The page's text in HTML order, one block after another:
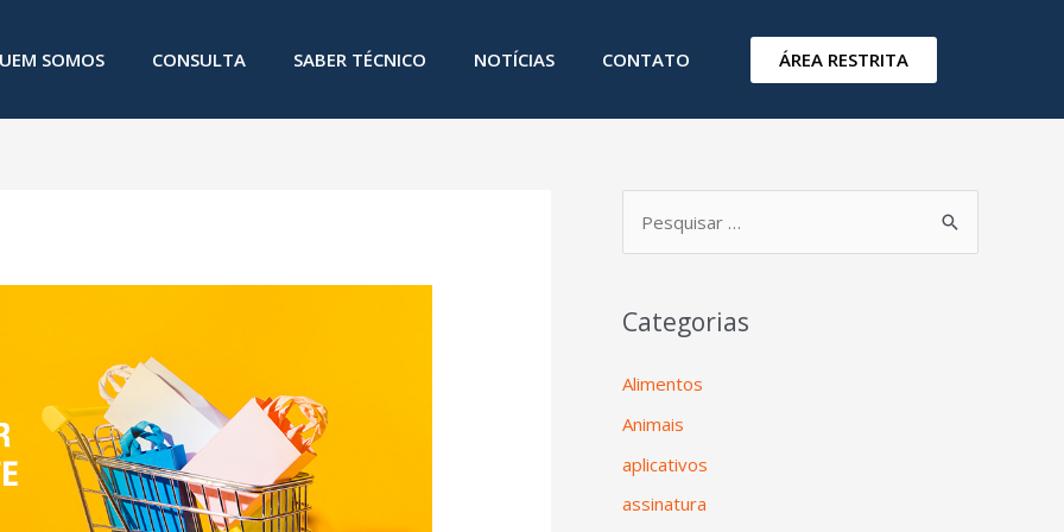
SOMOS CONSULTA SABER TÉCNICO NOTÍCIAS CONTATO ÁREA RESTRITA
Categorias
Alimentos
Animais
aplicativos
assinatura